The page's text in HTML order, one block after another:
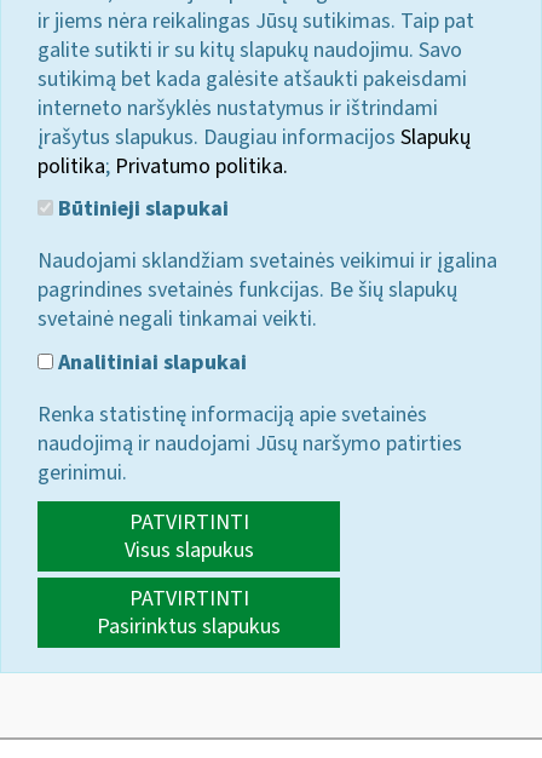
ir jiems nėra reikalingas Jūsų sutikimas. Taip pat
galite sutikti ir su kitų slapukų naudojimu. Savo
sutikimą bet kada galėsite atšaukti pakeisdami
interneto naršyklės nustatymus ir ištrindami
įrašytus slapukus. Daugiau informacijos Slapukų
politika; Privatumo politika.
Būtinieji slapukai
Naudojami sklandžiam svetainės veikimui ir įgalina
pagrindines svetainės funkcijas. Be šių slapukų
svetainė negali tinkamai veikti.
Analitiniai slapukai
Renka statistinę informaciją apie svetainės
naudojimą ir naudojami Jūsų naršymo patirties
gerinimui.
PATVIRTINTI
Visus slapukus
PATVIRTINTI
Pasirinktus slapukus